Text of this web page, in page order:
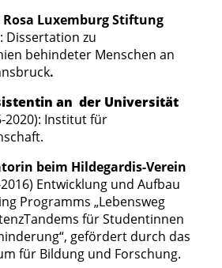
Luxemburg Stiftung
Dissertation zu
behindeter Menschen an
.
an der Universität
2020): Institut für
beim Hildegardis-Verein
Entwicklung und Aufbau
Programms „Lebensweg
für Studentinnen
gefördert durch das
für Bildung und Forschung.